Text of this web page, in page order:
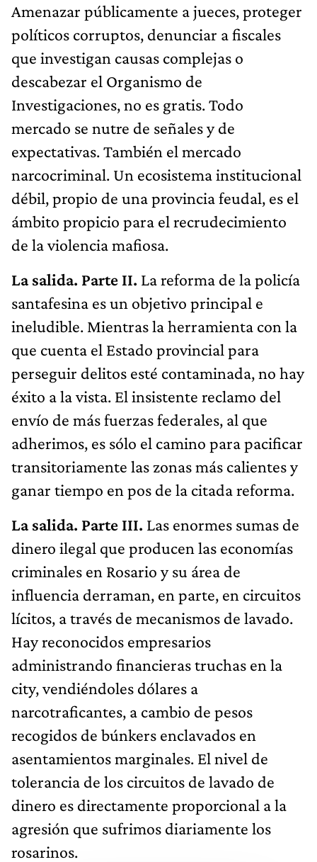
Amenazar públicamente a jueces, proteger
políticos corruptos, denunciar a fiscales
que investigan causas complejas o
descabezar el Organismo de
Investigaciones, no es gratis. Todo
mercado se nutre de señales y de
expectativas. También el mercado
narcocriminal. Un ecosistema institucional
débil, propio de una provincia feudal, es el
ámbito propicio para el recrudecimiento
de la violencia mafiosa.
La salida. Parte II. La reforma de la policía
santafesina es un objetivo principal e
ineludible. Mientras la herramienta con la
que cuenta el Estado provincial para
perseguir delitos esté contaminada, no hay
éxito a la vista. El insistente reclamo del
envío de más fuerzas federales, al que
adherimos, es sólo el camino para pacificar
transitoriamente las zonas más calientes y
ganar tiempo en pos de la citada reforma.
La salida. Parte III. Las enormes sumas de
dinero ilegal que producen las economías
criminales en Rosario y su área de
influencia derraman, en parte, en circuitos
lícitos, a través de mecanismos de lavado.
Hay reconocidos empresarios
administrando financieras truchas en la
city, vendiéndoles dólares a
narcotraficantes, a cambio de pesos
recogidos de búnkers enclavados en
asentamientos marginales. El nivel de
tolerancia de los circuitos de lavado de
dinero es directamente proporcional a la
agresión que sufrimos diariamente los
rosarinos.